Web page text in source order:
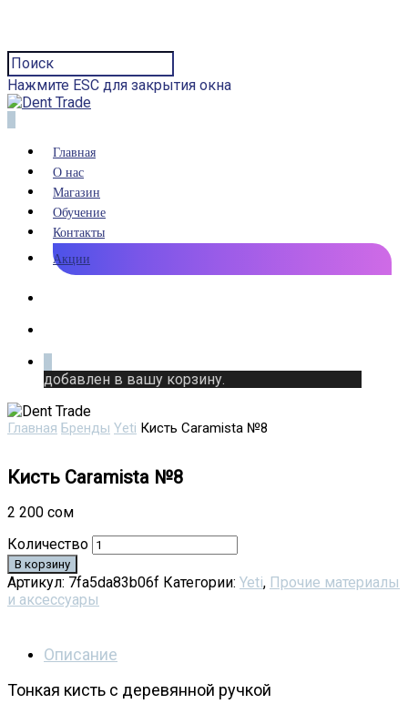
Нажмите ESC для закрытия окна
Главная
О нас
Магазин
Обучение
Контакты
Акции
добавлен в вашу корзину.
Главная Бренды Yeti Кисть Caramista №8
Кисть Caramista №8
2 200 сом
Количество
В корзину
Артикул: 7fa5da83b06f Категории: Yeti, Прочие материалы
и аксессуары
Описание
Тонкая кисть с деревянной ручкой